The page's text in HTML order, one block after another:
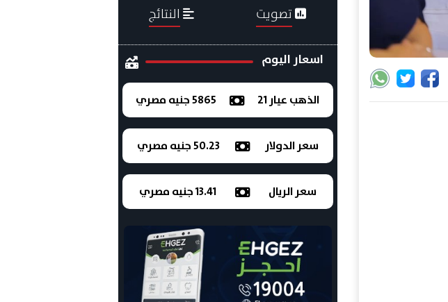
تصويت النتائج
اسعار اليوم
الذهب عيار 21 5865 جنيه مصري
سعر الدولار 50.23 جنيه مصري
سعر الريال 13.41 جنيه مصري